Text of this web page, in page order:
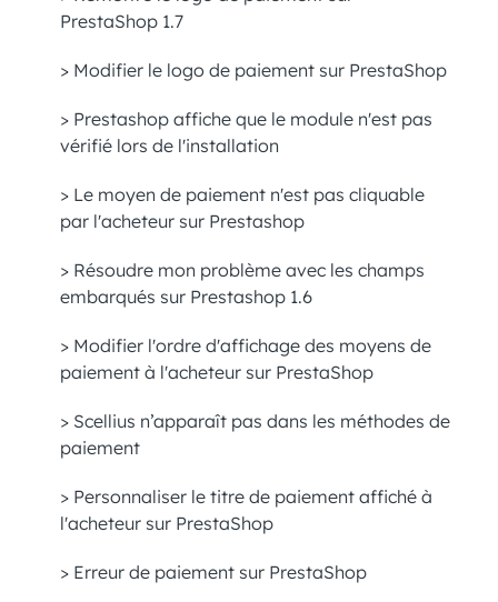
PrestaShop 1.7
> Modifier le logo de paiement sur PrestaShop
> Prestashop affiche que le module n'est pas
vérifié lors de l'installation
> Le moyen de paiement n'est pas cliquable
par l'acheteur sur Prestashop
> Résoudre mon problème avec les champs
embarqués sur Prestashop 1.6
> Modifier l'ordre d'affichage des moyens de
paiement à l'acheteur sur PrestaShop
> Scellius n’apparaît pas dans les méthodes de
paiement
> Personnaliser le titre de paiement affiché à
l'acheteur sur PrestaShop
> Erreur de paiement sur PrestaShop